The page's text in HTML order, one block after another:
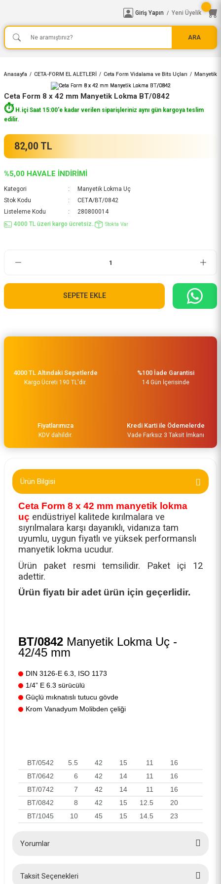
ARA
Giriş Yapın / Yeni Üyelik
Anasayfa CETA-FORM EL ALETLERİ Ceta Form Vidalama ve Bits Uçları Manyetik
Ceta Form 8 x 42 mm Manyetik Lokma BT/0842
⏱️H.içi Saat 15:00'e kadar verilen siparişleriniz aynı gün kargoya teslim
edilir.
82,00 TL
%5,00 HAVALE İNDİRİMİ
Kategori
Manyetik Lokma Uç
Stok Kodu
CETA/BT/0842
Listeleme Kodu
280800014
4000 TL üzeri kargo ücretsiz..
Stokta Var
SEPETE EKLE
4000 TL Altındaki Sepetlerde
Kargo Ücreti 190 TL'dir.
%100 İade Garantisi
14 Gün İçerisinde
Fiyatlarımıza
KDV dahildir.
Kredi Karti ile Ödemelerde
Vade Farksız 3 Taksit İmkanı
Ürün Bilgisi
Ceta Form 8 x 42 mm manyetik lokma
uç endüstriyel kalitede kırılmalara ve
sıyrılmalara karşı dayanıklı, vidanıza tam
uyumlu, uygun fiyatlı ve yüksek performanslı
manyetik lokma ucudur.
Ürün paket resmi temsilidir. Paket içi 12
adettir.
Ürün fiyatı bir adet ürün için geçerlidir.
BT/0842 Manyetik Lokma Uç -
42/45 mm
DIN 3126-E 6.3, ISO 1173
1/4” E 6.3 sürücülü
Güçlü mıknatıslı tutucu gövde
Krom Vanadyum Molibden çeliği
BT/0542 5.5 42 15 11
16
BT/0642
6 42 14 11
16
BT/0742
7 42 14 11
16
BT/0842
8 42 15 12.5
20
BT/1045
10 45 15 14.5 23
Yorumlar
Taksit Seçenekleri